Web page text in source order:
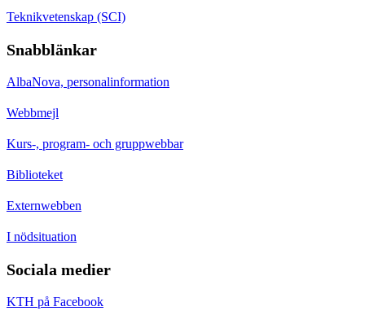
Teknikvetenskap (SCI)
Snabblänkar
AlbaNova, personalinformation
Webbmejl
Kurs-, program- och gruppwebbar
Biblioteket
Externwebben
I nödsituation
Sociala medier
KTH på Facebook